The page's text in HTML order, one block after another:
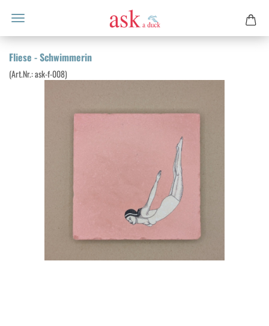
Flie­se - Schwim­me­rin
(Art.Nr.:ask-​f-008)